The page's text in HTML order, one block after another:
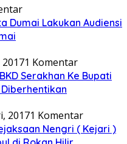
Dumai Lakukan Audiensi
20171 Komentar
Serakhan Ke Bupati
20171 Komentar
Nengri ( Kejari )